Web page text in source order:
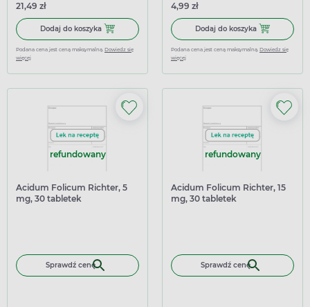
Delfarma, Grecja)
21,49 zł
Dodaj do koszyka Dodaj do koszyka Tardyferon-Fol 80 mg + 0,35 mg, 30
Podana cena jest ceną maksymalną. Dowiedz się
więcej
4,99 zł
Dodaj do koszyka Dodaj do
Podana cena jest ceną maksymalną. Dowiedz się
więcej
refundowany
Acidum Folicum Richter, 5
mg, 30 tabletek
Sprawdź cenę
refundowany
Acidum Folicum Richter, 15
mg, 30 tabletek
Sprawdź cenę